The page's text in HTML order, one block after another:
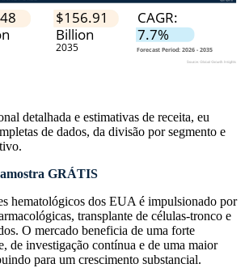
detalhada e estimativas de receita, eu
de dados, da divisão por segmento e
.
GRÁTIS
hematológicos dos EUA é impulsionado por
transplante de células-tronco e
O mercado beneficia de uma forte
de investigação contínua e de uma maior
para um crescimento substancial.